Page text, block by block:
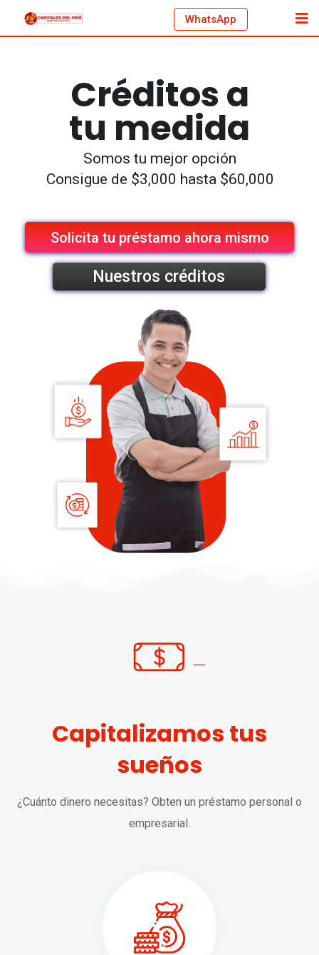
WhatsApp
Créditos a
tu medida
Nuestros créditos
Somos tu mejor opción
Consigue de $3,000 hasta $60,000
Solicita tu préstamo ahora mismo
Capitalizamos tus
sueños
¿Cuánto dinero necesitas? Obten un préstamo personal o
empresarial.